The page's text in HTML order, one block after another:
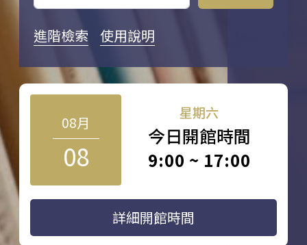
進階檢索 使用說明
08月
08
星期六
今日開館時間
9:00 ~ 17:00
詳細開館時間